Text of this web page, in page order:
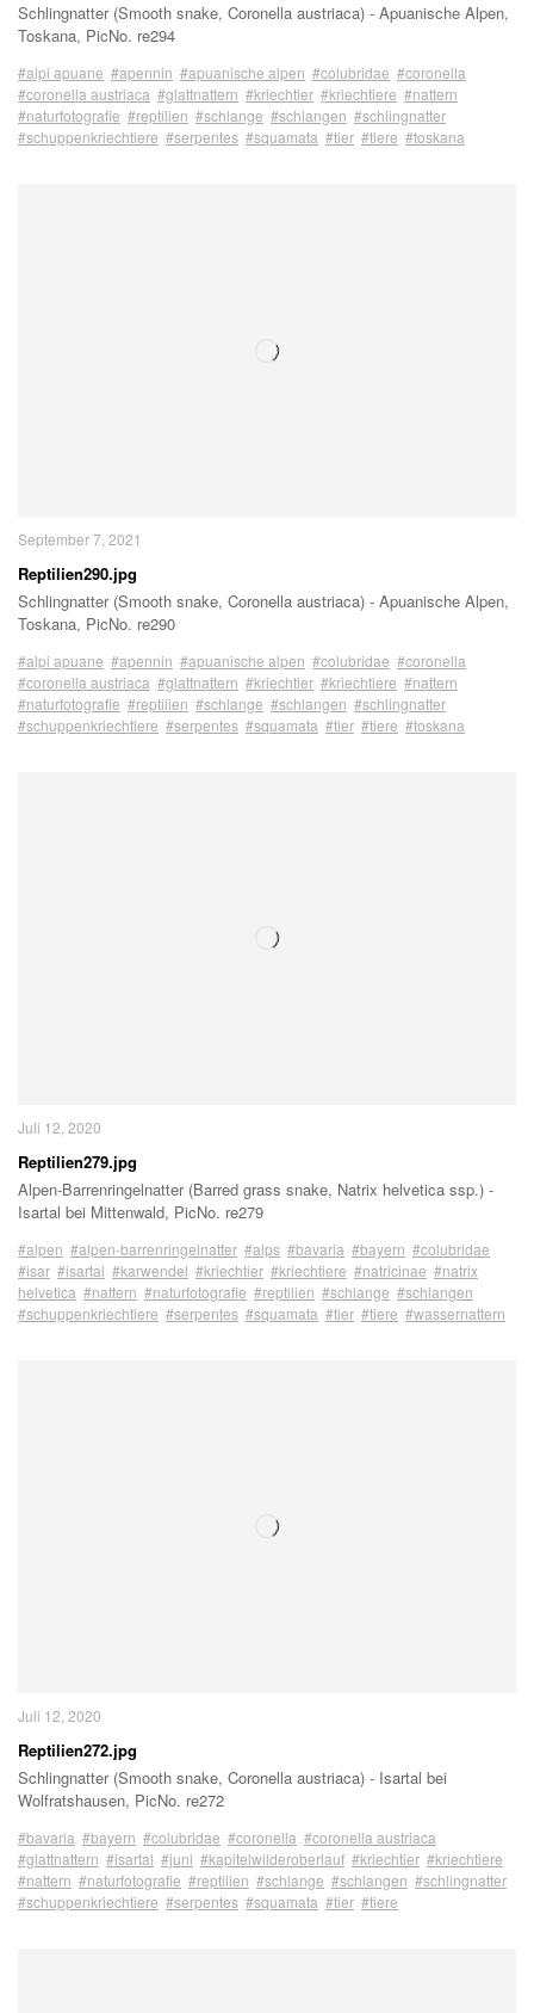
Schlingnatter (Smooth snake, Coronella austriaca) - Apuanische Alpen,
Toskana, PicNo. re294
#alpi apuane #apennin #apuanische alpen #colubridae #coronella
#coronella austriaca #glattnattern #kriechtier #kriechtiere #nattern
#naturfotografie #reptilien #schlange #schlangen #schlingnatter
#schuppenkriechtiere #serpentes #squamata #tier #tiere #toskana
September 7, 2021
Reptilien290.jpg
Schlingnatter (Smooth snake, Coronella austriaca) - Apuanische Alpen,
Toskana, PicNo. re290
#alpi apuane #apennin #apuanische alpen #colubridae #coronella
#coronella austriaca #glattnattern #kriechtier #kriechtiere #nattern
#naturfotografie #reptilien #schlange #schlangen #schlingnatter
#schuppenkriechtiere #serpentes #squamata #tier #tiere #toskana
Juli 12, 2020
Reptilien279.jpg
Alpen-Barrenringelnatter (Barred grass snake, Natrix helvetica ssp.) -
Isartal bei Mittenwald, PicNo. re279
#alpen #alpen-barrenringelnatter #alps #bavaria #bayern #colubridae
#isar #isartal #karwendel #kriechtier #kriechtiere #natricinae #natrix
helvetica #nattern #naturfotografie #reptilien #schlange #schlangen
#schuppenkriechtiere #serpentes #squamata #tier #tiere #wassernattern
Juli 12, 2020
Reptilien272.jpg
Schlingnatter (Smooth snake, Coronella austriaca) - Isartal bei
Wolfratshausen, PicNo. re272
#bavaria #bayern #colubridae #coronella #coronella austriaca
#glattnattern #isartal #juni #kapitelwilderoberlauf #kriechtier #kriechtiere
#nattern #naturfotografie #reptilien #schlange #schlangen #schlingnatter
#schuppenkriechtiere #serpentes #squamata #tier #tiere